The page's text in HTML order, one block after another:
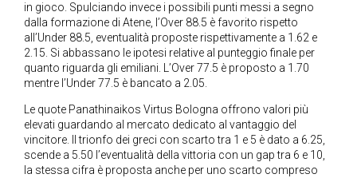
in gioco. Spulciando invece i possibili punti messi a segno
dalla formazione di Atene, l’Over 88.5 è favorito rispetto
all’Under 88.5, eventualità proposte rispettivamente a 1.62 e
2.15. Si abbassano le ipotesi relative al punteggio finale per
quanto riguarda gli emiliani. L’Over 77.5 è proposto a 1.70
mentre l’Under 77.5 è bancato a 2.05.
Le quote Panathinaikos Virtus Bologna offrono valori più
elevati guardando al mercato dedicato al vantaggio del
vincitore. Il trionfo dei greci con scarto tra 1 e 5 è dato a 6.25,
scende a 5.50 l’eventualità della vittoria con un gap tra 6 e 10,
la stessa cifra è proposta anche per uno scarto compreso